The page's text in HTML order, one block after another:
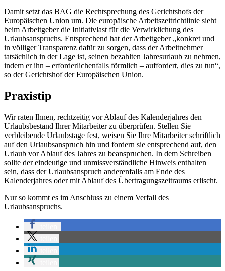
Damit setzt das BAG die Rechtsprechung des Gerichtshofs der
Europäischen Union um. Die europäische Arbeitszeitrichtlinie sieht
beim Arbeitgeber die Initiativlast für die Verwirklichung des
Urlaubsanspruchs. Entsprechend hat der Arbeitgeber „konkret und
in völliger Transparenz dafür zu sorgen, dass der Arbeitnehmer
tatsächlich in der Lage ist, seinen bezahlten Jahresurlaub zu nehmen,
indem er ihn – erforderlichenfalls förmlich – auffordert, dies zu tun“,
so der Gerichtshof der Europäischen Union.
Praxistip
Wir raten Ihnen, rechtzeitig vor Ablauf des Kalenderjahres den
Urlaubsbestand Ihrer Mitarbeiter zu überprüfen. Stellen Sie
verbleibende Urlaubstage fest, weisen Sie Ihre Mitarbeiter schriftlich
auf den Urlaubsanspruch hin und fordern sie entsprechend auf, den
Urlaub vor Ablauf des Jahres zu beanspruchen. In dem Schreiben
sollte der eindeutige und unmissverständliche Hinweis enthalten
sein, dass der Urlaubsanspruch anderenfalls am Ende des
Kalenderjahres oder mit Ablauf des Übertragungszeitraums erlischt.
Nur so kommt es im Anschluss zu einem Verfall des
Urlaubsanspruchs.